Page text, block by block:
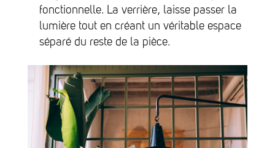
fonctionnelle. La verrière, laisse passer la
lumière tout en créant un véritable espace
séparé du reste de la pièce.